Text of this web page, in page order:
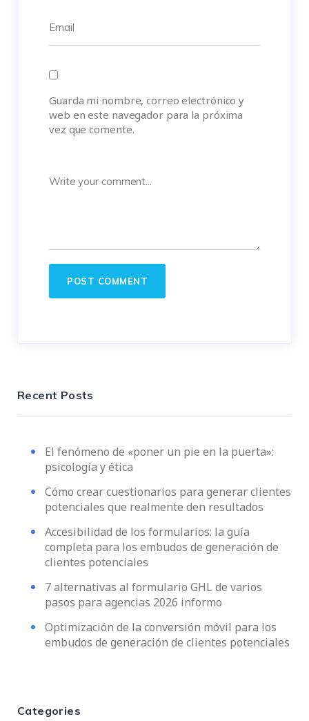
Guarda mi nombre, correo electrónico y
web en este navegador para la próxima
vez que comente.
Recent Posts
El fenómeno de «poner un pie en la puerta»:
psicología y ética
Cómo crear cuestionarios para generar clientes
potenciales que realmente den resultados
Accesibilidad de los formularios: la guía
completa para los embudos de generación de
clientes potenciales
7 alternativas al formulario GHL de varios
pasos para agencias 2026 informo
Optimización de la conversión móvil para los
embudos de generación de clientes potenciales
Categories